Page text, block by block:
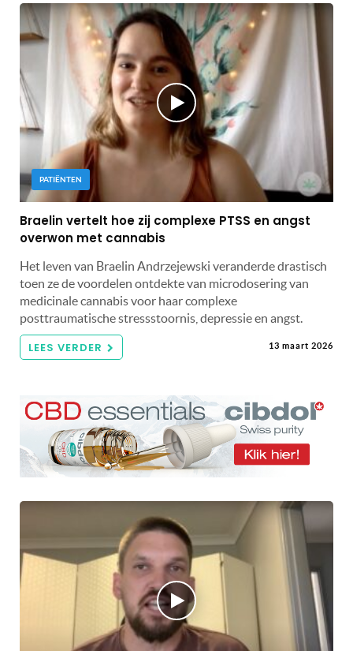
PATIËNTEN
Braelin vertelt hoe zij complexe PTSS en angst
overwon met cannabis
Het leven van Braelin Andrzejewski veranderde drastisch
toen ze de voordelen ontdekte van microdosering van
medicinale cannabis voor haar complexe
posttraumatische stressstoornis, depressie en angst.
LEES VERDER 13 maart 2026